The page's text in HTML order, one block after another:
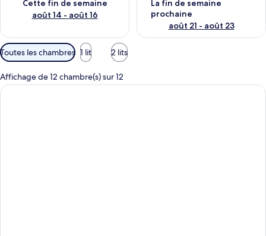
Cette fin de semaine
août 14 - août 16
La fin de semaine
prochaine
août 21 - août 23
Filtres
disponibles
pour
les
Toutes les chambres 1 lit 2 lits
Affichage de 12 chambre(s) sur 12